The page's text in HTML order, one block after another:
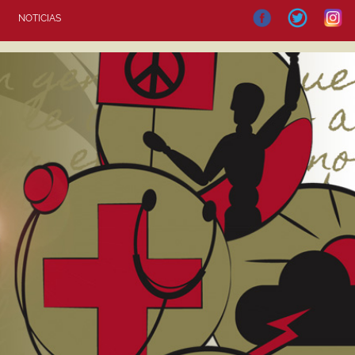
NOTICIAS